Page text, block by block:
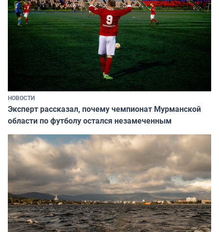
НОВОСТИ
Эксперт рассказал, почему чемпионат Мурманской
области по футболу остался незамеченным